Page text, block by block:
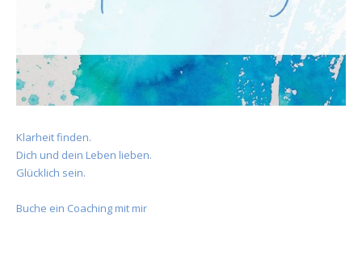
Klarheit finden.
Dich und dein Leben lieben.
Glücklich sein.
Buche ein Coaching mit mir